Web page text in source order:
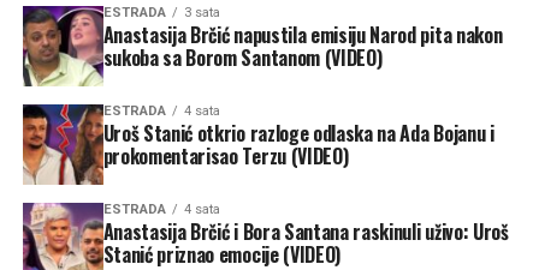
ESTRADA 3 sata
Anastasija Brčić napustila emisiju Narod pita nakon
sukoba sa Borom Santanom (VIDEO)
ESTRADA 4 sata
Uroš Stanić otkrio razloge odlaska na Ada Bojanu i
prokomentarisao Terzu (VIDEO)
ESTRADA 4 sata
Anastasija Brčić i Bora Santana raskinuli uživo: Uroš
Stanić priznao emocije (VIDEO)